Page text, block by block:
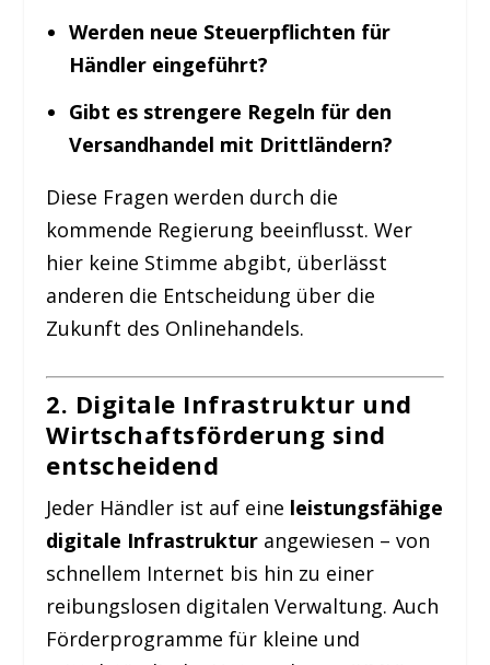
Werden neue Steuerpflichten für
Händler eingeführt?
Gibt es strengere Regeln für den
Versandhandel mit Drittländern?
Diese Fragen werden durch die
kommende Regierung beeinflusst. Wer
hier keine Stimme abgibt, überlässt
anderen die Entscheidung über die
Zukunft des Onlinehandels.
2. Digitale Infrastruktur und
Wirtschaftsförderung sind
entscheidend
Jeder Händler ist auf eine leistungsfähige
digitale Infrastruktur angewiesen – von
schnellem Internet bis hin zu einer
reibungslosen digitalen Verwaltung. Auch
Förderprogramme für kleine und